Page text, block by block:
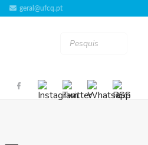
geral@ufcq.pt